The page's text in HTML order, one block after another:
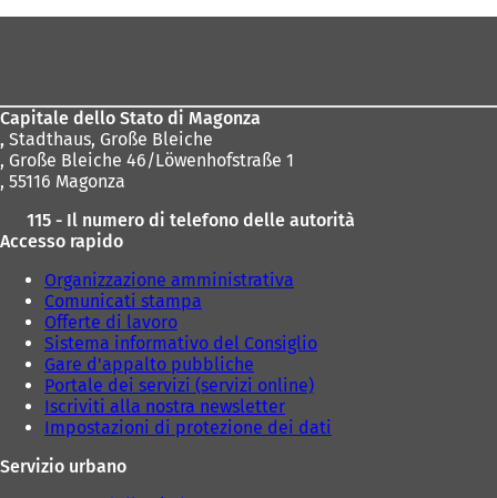
Capitale dello Stato di Magonza
, Stadthaus, Große Bleiche
, Große Bleiche 46/Löwenhofstraße 1
, 55116 Magonza
115 - Il numero di telefono delle autorità
Accesso rapido
Organizzazione amministrativa
Comunicati stampa
Offerte di lavoro
Sistema informativo del Consiglio
Gare d'appalto pubbliche
Portale dei servizi (servizi online)
Iscriviti alla nostra newsletter
Impostazioni di protezione dei dati
Servizio urbano